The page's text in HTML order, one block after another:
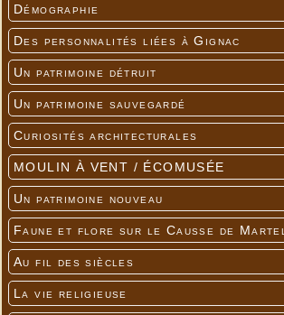
Démographie
Des personnalités liées à Gignac
Un patrimoine détruit
Un patrimoine sauvegardé
Curiosités architecturales
MOULIN À VENT / ÉCOMUSÉE
Un patrimoine nouveau
Faune et flore sur le Causse de Martel
Au fil des siècles
La vie religieuse